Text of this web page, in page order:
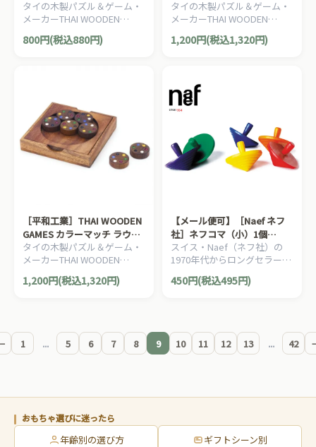
タイの木製パズル＆ゲーム・
メーカーTHAI WOODEN
GAMESの木製パズルゲームで
す。ペグを入れ替えて遊ぶゲ
800円(税込880円)
ト
タイの木製パズル＆ゲーム・
メーカーTHAI WOODEN
GAMESの木製パズルゲームで
す。となりのプレートと色を
1,200円(税込1,320円)
［平和工業］THAI WOODEN
GAMES カラーマッチ ラウン
ド
タイの木製パズル＆ゲーム・
メーカーTHAI WOODEN
GAMESの木製パズルゲームで
す。となりのプレートと色を
1,200円(税込1,320円)
【メール便可】［Naef ネフ
社］ネフコマ（小）1個
Kreisel klein
スイス・Naef（ネフ社）の
1970年代からロングセラー。
どの年代でも高い人気を誇る
「ネフコマ」です。
450円(税込495円)
1 ... 5 6 7 8 9 10 11 12 13 ... 42
おもちゃ選びに迷ったら
年齢別の選び方 ギフトシーン別